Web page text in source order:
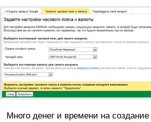
Много денег и времени на